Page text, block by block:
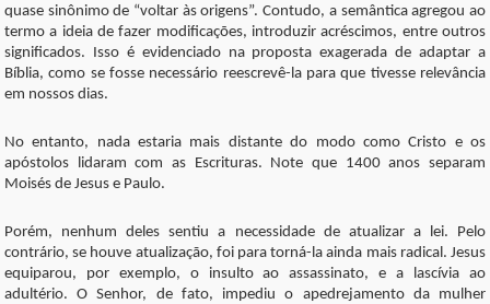
quase sinônimo de “voltar às origens”. Contudo, a semântica agregou ao
termo a ideia de fazer modificações, introduzir acréscimos, entre outros
significados. Isso é evidenciado na proposta exagerada de adaptar a
Bíblia, como se fosse necessário reescrevê-la para que tivesse relevância
em nossos dias.
No entanto, nada estaria mais distante do modo como Cristo e os
apóstolos lidaram com as Escrituras. Note que 1400 anos separam
Moisés de Jesus e Paulo.
Porém, nenhum deles sentiu a necessidade de atualizar a lei. Pelo
contrário, se houve atualização, foi para torná-la ainda mais radical. Jesus
equiparou, por exemplo, o insulto ao assassinato, e a lascívia ao
adultério. O Senhor, de fato, impediu o apedrejamento da mulher